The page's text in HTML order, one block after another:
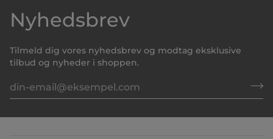
Nyhedsbrev
Tilmeld dig vores nyhedsbrev og modtag eksklusive
tilbud og nyheder i shoppen.